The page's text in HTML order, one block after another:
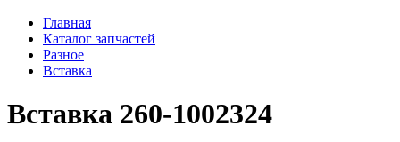
Главная
Каталог запчастей
Разное
Вставка
Вставка 260-1002324